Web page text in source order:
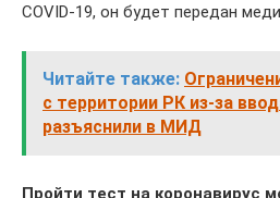
COVID-19, он будет передан
Читайте также:
с территории РК из-за
разъяснили в МИД
Пройти тест на коронавирус